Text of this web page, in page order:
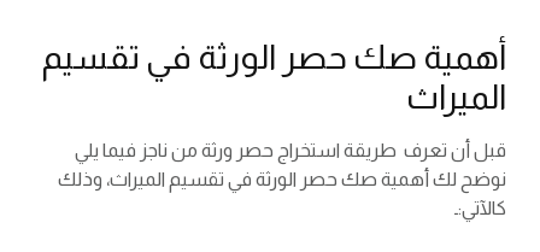
أهمية صك حصر الورثة في تقسيم
الميراث
قبل أن تعرف طريقة استخراج حصر ورثة من ناجز فيما يلي
نوضح لك أهمية صك حصر الورثة في تقسيم الميراث، وذلك
كالآتي:ـ